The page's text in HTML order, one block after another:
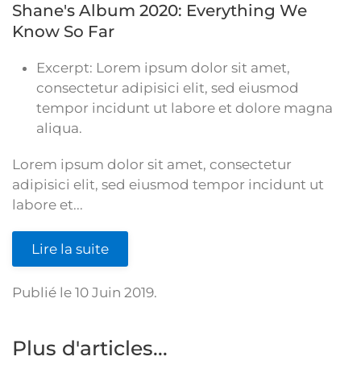
Shane's Album 2020: Everything We
Know So Far
Excerpt: Lorem ipsum dolor sit amet,
consectetur adipisici elit, sed eiusmod
tempor incidunt ut labore et dolore magna
aliqua.
Lorem ipsum dolor sit amet, consectetur
adipisici elit, sed eiusmod tempor incidunt ut
labore et...
Lire la suite
Publié le 10 Juin 2019.
Plus d'articles...